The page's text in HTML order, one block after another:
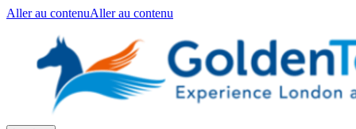
Aller au contenuAller au contenu